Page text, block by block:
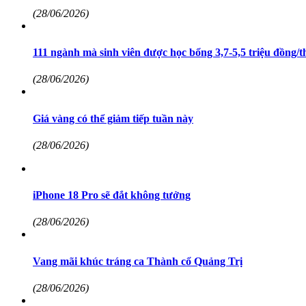
(28/06/2026)
111 ngành mà sinh viên được học bổng 3,7-5,5 triệu đồng/
(28/06/2026)
Giá vàng có thể giảm tiếp tuần này
(28/06/2026)
iPhone 18 Pro sẽ đắt không tưởng
(28/06/2026)
Vang mãi khúc tráng ca Thành cổ Quảng Trị
(28/06/2026)